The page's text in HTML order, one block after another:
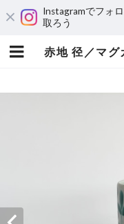
Instagramでフォ
取ろう
赤地 径／マ